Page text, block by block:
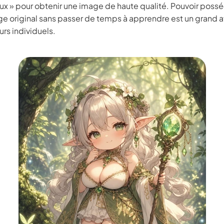
» pour obtenir une image de haute qualité. Pouvoir
original sans passer de temps à apprendre est un grand
individuels.
sur Edimakor Hot
Essayez